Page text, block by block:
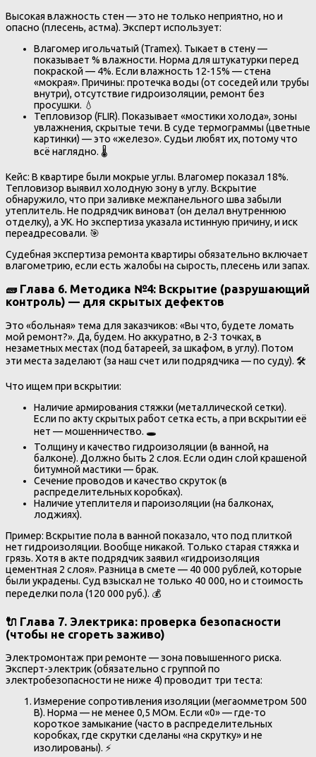
Высокая влажность стен — это не только неприятно, но и
опасно (плесень, астма). Эксперт использует:
Влагомер игольчатый (Tramex). Тыкает в стену —
показывает % влажности. Норма для штукатурки перед
покраской — 4%. Если влажность 12-15% — стена
«мокрая». Причины: протечка воды (от соседей или трубы
внутри), отсутствие гидроизоляции, ремонт без
просушки. 💧
Тепловизор (FLIR). Показывает «мостики холода», зоны
увлажнения, скрытые течи. В суде термограммы (цветные
картинки) — это «железо». Судьи любят их, потому что
всё наглядно. 🌡️
Кейс: В квартире были мокрые углы. Влагомер показал 18%.
Тепловизор выявил холодную зону в углу. Вскрытие
обнаружило, что при заливке межпанельного шва забыли
утеплитель. Не подрядчик виноват (он делал внутреннюю
отделку), а УК. Но экспертиза указала истинную причину, и иск
переадресовали. 🎯
Судебная экспертиза ремонта квартиры обязательно включает
влагометрию, если есть жалобы на сырость, плесень или запах.
🧱 Глава 6. Методика №4: Вскрытие (разрушающий
контроль) — для скрытых дефектов
Это «больная» тема для заказчиков: «Вы что, будете ломать
мой ремонт?». Да, будем. Но аккуратно, в 2-3 точках, в
незаметных местах (под батареей, за шкафом, в углу). Потом
эти места заделают (за наш счет или подрядчика — по суду). 🛠️
Что ищем при вскрытии:
Наличие армирования стяжки (металлической сетки).
Если по акту скрытых работ сетка есть, а при вскрытии её
нет — мошенничество. 🕳️
Толщину и качество гидроизоляции (в ванной, на
балконе). Должно быть 2 слоя. Если один слой крашеной
битумной мастики — брак.
Сечение проводов и качество скруток (в
распределительных коробках).
Наличие утеплителя и пароизоляции (на балконах,
лоджиях).
Пример: Вскрытие пола в ванной показало, что под плиткой
нет гидроизоляции. Вообще никакой. Только старая стяжка и
грязь. Хотя в акте подрядчик заявил «гидроизоляция
цементная 2 слоя». Разница в смете — 40 000 рублей, которые
были украдены. Суд взыскал не только 40 000, но и стоимость
переделки пола (120 000 руб.). 💰
🔌 Глава 7. Электрика: проверка безопасности
(чтобы не сгореть заживо)
Электромонтаж при ремонте — зона повышенного риска.
Эксперт-электрик (обязательно с группой по
электробезопасности не ниже 4) проводит три теста:
Измерение сопротивления изоляции (мегаомметром 500
В). Норма — не менее 0,5 МОм. Если «0» — где-то
короткое замыкание (часто в распределительных
коробках, где скрутки сделаны «на скрутку» и не
изолированы). ⚡